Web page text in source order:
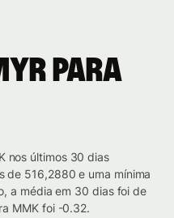
para
nos últimos 30 dias
de 516,2880 e uma mínima
a média em 30 dias foi de
MMK foi -0.32.